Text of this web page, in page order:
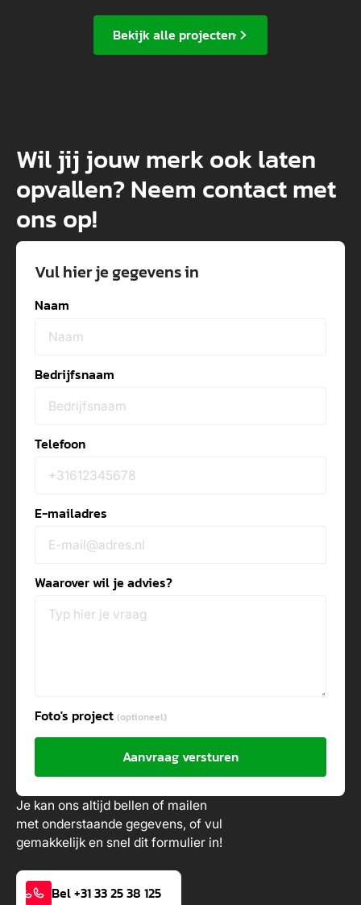
Bekijk alle projecten
Wil jij jouw merk ook laten
opvallen? Neem contact met
ons op!
Vul hier je gegevens in
Naam
Bedrijfsnaam
Telefoon
E-mailadres
Waarover wil je advies?
Foto's project(optioneel)
Aanvraag versturen
Je kan ons altijd bellen of mailen
met onderstaande gegevens, of vul
gemakkelijk en snel dit formulier in!
Bel +31 33 25 38 125